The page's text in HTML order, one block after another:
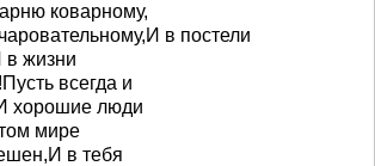
коварному,
в постели
в жизни
всегда и
хорошие люди
мире
в тебя